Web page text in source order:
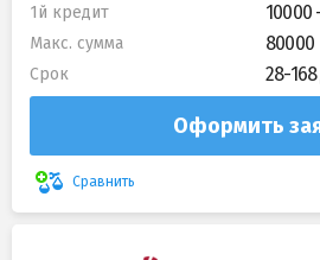
1й кредит 10000
Макс. сумма 80000
Срок 28-
Оформить
Сравнить